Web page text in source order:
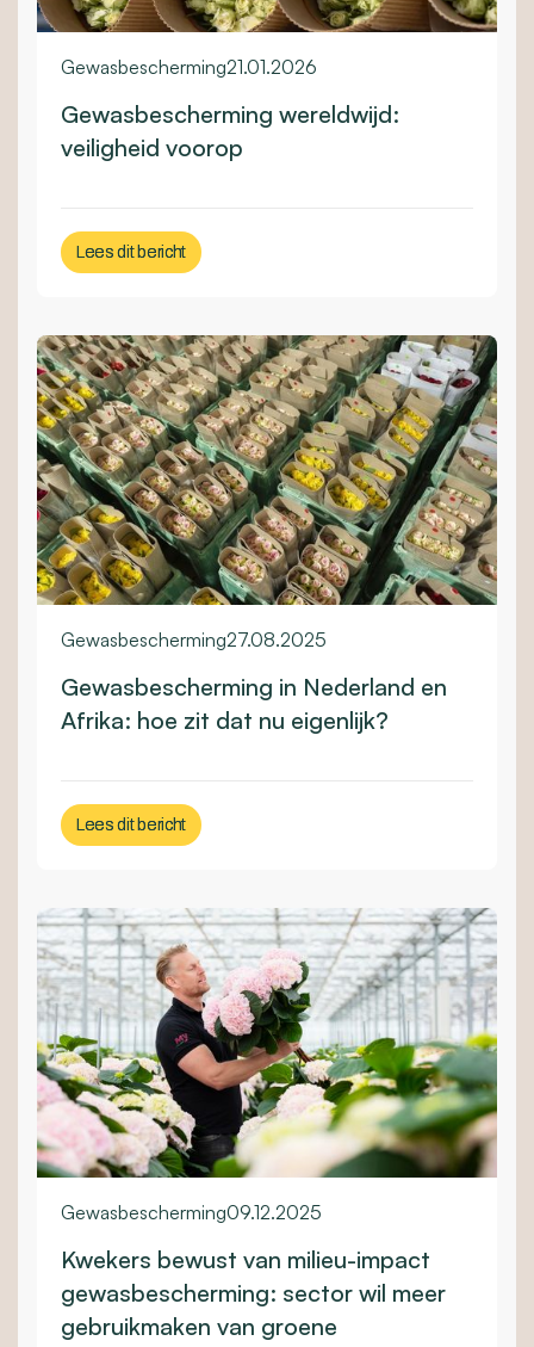
Gewasbescherming21.01.2026
Gewasbescherming wereldwijd:
veiligheid voorop
Lees dit bericht
Lees dit bericht
Gewasbescherming27.08.2025
Gewasbescherming in Nederland en
Afrika: hoe zit dat nu eigenlijk?
Lees dit bericht
Lees dit bericht
Gewasbescherming09.12.2025
Kwekers bewust van milieu-impact
gewasbescherming: sector wil meer
gebruikmaken van groene